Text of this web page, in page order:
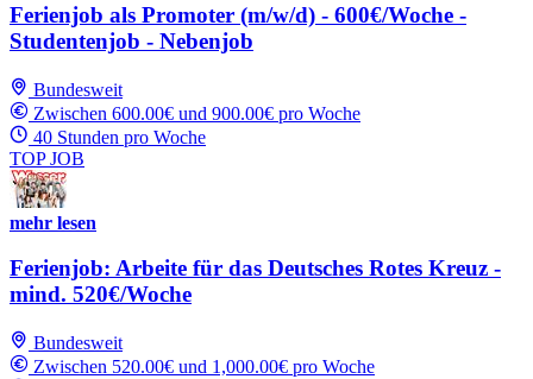
Ferienjob als Promoter (m/w/d) - 600€/Woche -
Studentenjob - Nebenjob
Bundesweit
Zwischen 600.00€ und 900.00€ pro Woche
40 Stunden pro Woche
TOP JOB
mehr lesen
Ferienjob: Arbeite für das Deutsches Rotes Kreuz -
mind. 520€/Woche
Bundesweit
Zwischen 520.00€ und 1,000.00€ pro Woche